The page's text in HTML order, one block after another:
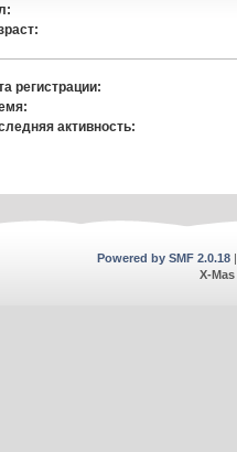
регистрации:
активность:
Powered by SMF 2.0.18|
X-Mas